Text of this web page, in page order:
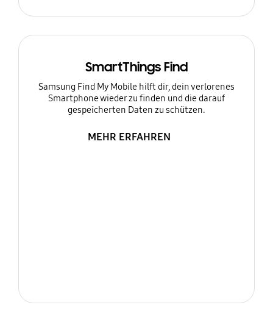
SmartThings Find
Samsung Find My Mobile hilft dir, dein verlorenes
Smartphone wieder zu finden und die darauf
gespeicherten Daten zu schützen.
MEHR ERFAHREN